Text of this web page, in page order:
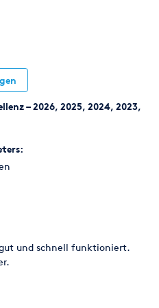
– 2026, 2025, 2024, 2023,
und schnell funktioniert.